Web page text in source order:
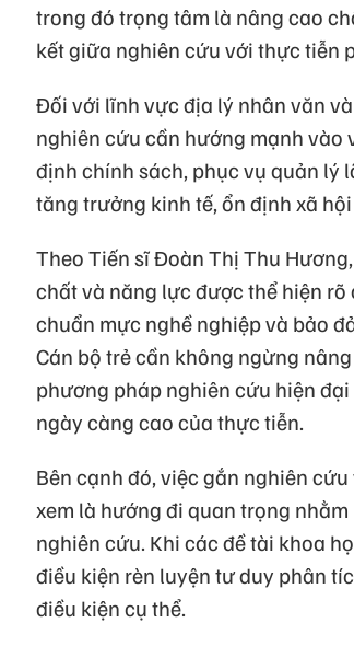
trong đó trọng tâm là nâng cao
kết giữa nghiên cứu với thực tiễn
Đối với lĩnh vực địa lý nhân văn
nghiên cứu cần hướng mạnh vào
định chính sách, phục vụ quản lý
tăng trưởng kinh tế, ổn định xã
Theo Tiến sĩ Đoàn Thị Thu
chất và năng lực được thể hiện
chuẩn mực nghề nghiệp và bảo
Cán bộ trẻ cần không ngừng
phương pháp nghiên cứu hiện
ngày càng cao của thực tiễn.
Bên cạnh đó, việc gắn nghiên
xem là hướng đi quan trọng
nghiên cứu. Khi các đề tài khoa
điều kiện rèn luyện tư duy phân
điều kiện cụ thể.